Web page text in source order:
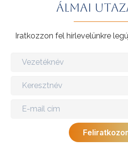
álmai
Iratkozzon fel hírlevelünkre